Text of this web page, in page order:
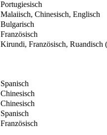
Portugiesisch
Malaiisch, Chinesisch, Englisch
Bulgarisch
Französisch
Kirundi, Französisch, Ruandisch
Spanisch
Chinesisch
Chinesisch
Spanisch
Französisch